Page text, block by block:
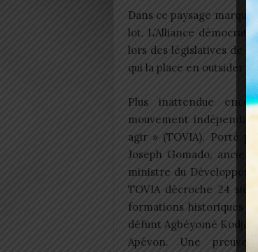
Dans ce paysage
lot. L’Alliance
lors des législatives de
qui la place en outsider
Plus inattendue
mouvement indépendant
agir » (TOVIA). Porté
Joseph Gomado, ancien
ministre du
TOVIA décroche 24
formations historiques
défunt Agbéyomé Kodjo
Apévon. Une preuve